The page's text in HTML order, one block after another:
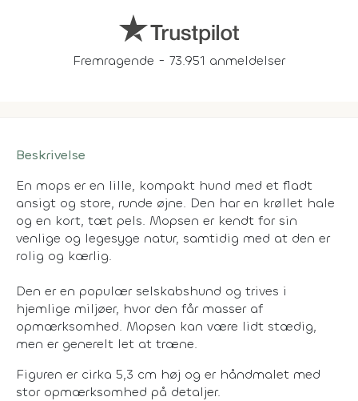
Fremragende - 73.951 anmeldelser
Beskrivelse
En mops er en lille, kompakt hund med et fladt
ansigt og store, runde øjne. Den har en krøllet hale
og en kort, tæt pels. Mopsen er kendt for sin
venlige og legesyge natur, samtidig med at den er
rolig og kærlig.
Den er en populær selskabshund og trives i
hjemlige miljøer, hvor den får masser af
opmærksomhed. Mopsen kan være lidt stædig,
men er generelt let at træne.
Figuren er cirka 5,3 cm høj og er håndmalet med
stor opmærksomhed på detaljer.